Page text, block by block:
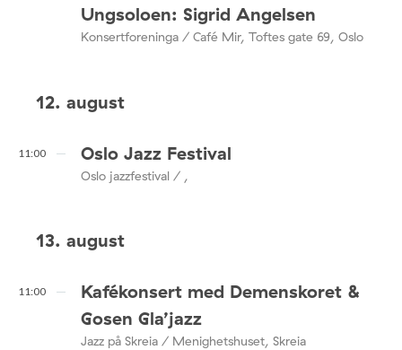
Ungsoloen: Sigrid Angelsen
Konsertforeninga / Café Mir, Toftes gate 69, Oslo
12. august
11:00 Oslo Jazz Festival
Oslo jazzfestival / ,
13. august
11:00
Kafékonsert med Demenskoret &
Gosen Gla’jazz
Jazz på Skreia / Menighetshuset, Skreia